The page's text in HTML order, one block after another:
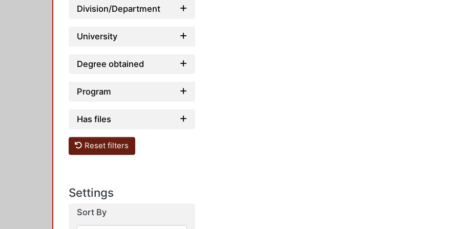
Division/Department
University
Degree obtained
Program
Has files
Reset filters
Settings
Sort By